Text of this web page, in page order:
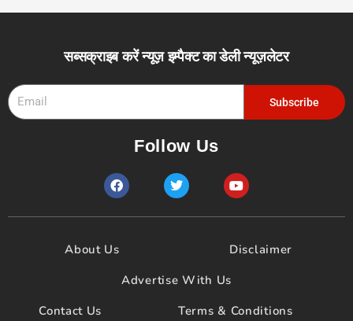
सब्सक्राइब करें न्यूज़ इम्पैक्ट का डेली न्यूज़लेटर
Subscribe
Follow Us
F
a
e
o
T
w
t
Y
o
t
b
e
About Us
Disclaimer
Advertise With Us
Contact Us
Terms & Conditions